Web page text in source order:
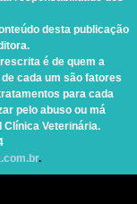
desta publicação
é de quem a
cada um são fatores
para cada
pelo abuso ou má
Clínica Veterinária.
.